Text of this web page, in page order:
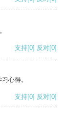
支持[0] 反对[0]
心得。
支持[0] 反对[0]